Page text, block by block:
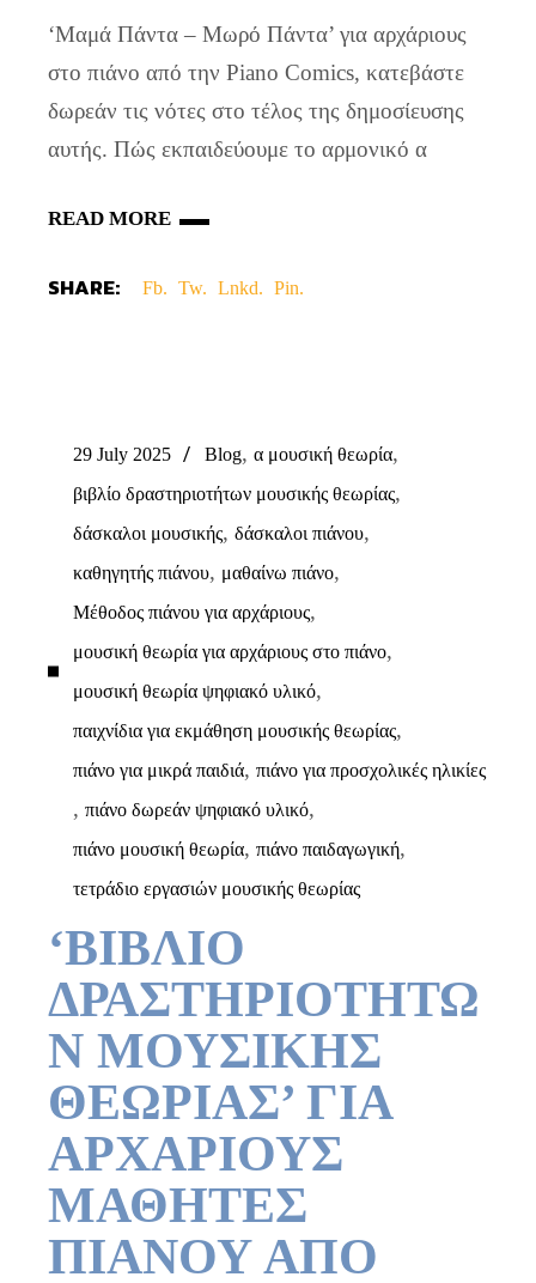
‘Μαμά Πάντα – Μωρό Πάντα’ για αρχάριους
στο πιάνο από την Piano Comics, κατεβάστε
δωρεάν τις νότες στο τέλος της δημοσίευσης
αυτής. Πώς εκπαιδεύουμε το αρμονικό α
READ MORE
SHARE: Fb. Tw. Lnkd. Pin.
29 July 2025 Blog,α μουσική θεωρία,
βιβλίο δραστηριοτήτων μουσικής θεωρίας,
δάσκαλοι μουσικής,δάσκαλοι πιάνου,
καθηγητής πιάνου, μαθαίνω πιάνο,
Μέθοδος πιάνου για αρχάριους,
μουσική θεωρία για αρχάριους στο πιάνο,
μουσική θεωρία ψηφιακό υλικό,
παιχνίδια για εκμάθηση μουσικής θεωρίας,
πιάνο για μικρά παιδιά,πιάνο για προσχολικές ηλικίες
,πιάνο δωρεάν ψηφιακό υλικό,
πιάνο μουσική θεωρία,πιάνο παιδαγωγική,
τετράδιο εργασιών μουσικής θεωρίας
‘ΒΙΒΛΙΟ
ΔΡΑΣΤΗΡΙΟΤΗΤΩ
Ν ΜΟΥΣΙΚΗΣ
ΘΕΩΡΙΑΣ’ ΓΙΑ
ΑΡΧΑΡΙΟΥΣ
ΜΑΘΗΤΕΣ
ΠΙΑΝΟΥ ΑΠΟ